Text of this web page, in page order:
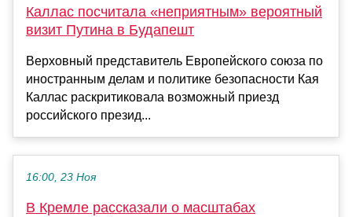
Каллас посчитала «неприятным» вероятный
визит Путина в Будапешт
Верховный представитель Европейского союза по
иностранным делам и политике безопасности Кая
Каллас раскритиковала возможный приезд
российского презид...
16:00, 23 Ноя
В Кремле рассказали о масштабах